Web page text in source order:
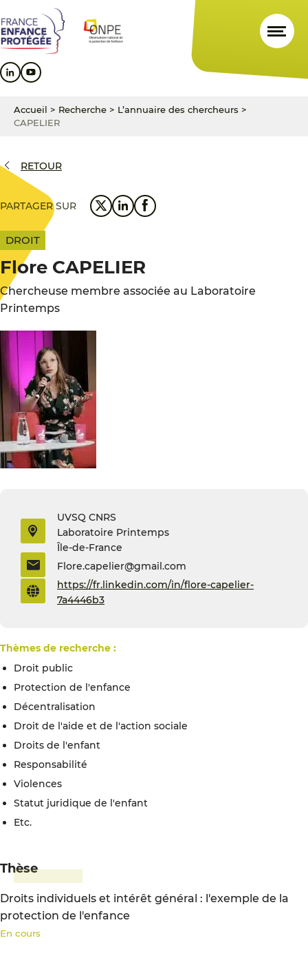
au
contenu
principal
au
menu
principal
au
pied
de
Accueil > Recherche > L’annuaire des chercheurs >
CAPELIER
RETOUR
PARTAGER SUR
DROIT
Flore CAPELIER
Chercheuse membre associée au Laboratoire
Printemps
UVSQ CNRS
Laboratoire Printemps
Île-de-France
Flore.capelier@gmail.com
https://fr.linkedin.com/in/flore-capelier-
7a4446b3
Thèmes de recherche :
Droit public
Protection de l'enfance
Décentralisation
Droit de l'aide et de l'action sociale
Droits de l'enfant
Responsabilité
Violences
Statut juridique de l'enfant
etc.
Thèse
Droits individuels et intérêt général : l'exemple de la
protection de l'enfance
En cours